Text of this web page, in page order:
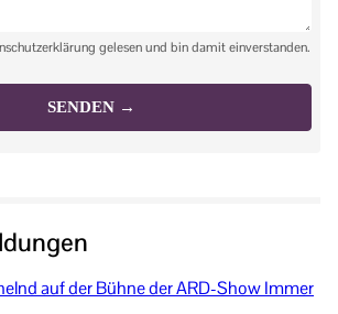
gelesen und bin damit einverstanden.